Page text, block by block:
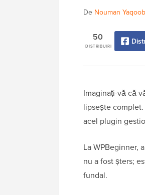
De Nouman Yaqoob
DISTRIBUIRI
50
Imaginați-vă că
lipsește
acel plugin
La WPBeginner,
nu a fost șters;
fundal.